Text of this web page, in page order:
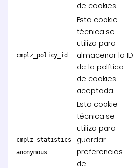
de cookies.
cmplz_policy_id
Esta cookie
técnica se
utiliza para
almacenar la ID
de la política
de cookies
aceptada.
cmplz_statistics-
anonymous
Esta cookie
técnica se
utiliza para
guardar
preferencias
de